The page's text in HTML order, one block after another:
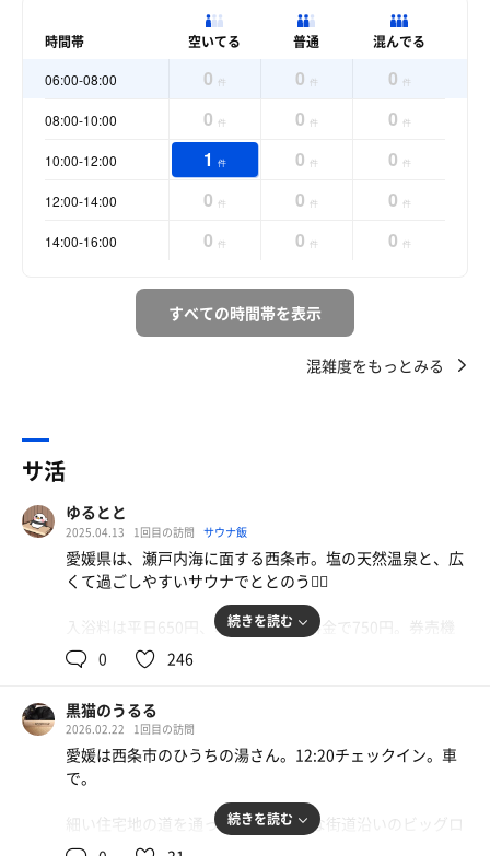
時間帯 空いてる 普通 混んでる
06:00-08:00 0 件 0 件 0 件
08:00-10:00 0 件 0 件 0 件
10:00-12:00 1 件 0 件 0 件
12:00-14:00 0 件 0 件 0 件
14:00-16:00 0 件 0 件 0 件
すべての時間帯を表示
混雑度をもっとみる
サ活
ゆるとと
2025.04.13 1回目の訪問 サウナ飯
愛媛県は、瀬戸内海に面する西条市。塩の天然温泉と、広
くて過ごしやすいサウナでととのう🧖‍♂️
入浴料は平日650円、本日は土日祝料金で750円。券売機
は現金のみ(併設のレストランはPaypayが使えました📱)
大型遠赤ストーブなので、遠い席でも十分に熱い🔥
座面は6人掛け2段と、3席掛け1段が対面。
座る位置にはタオル地の個人用マットが敷いてあります。
隣との距離は十分に空いているので、あぐらをかいてもゆ
途中、スタッフさんがワイドショーから野球にチャンネル
続きを読む
0 246
黒猫のうるる
2026.02.22 1回目の訪問
愛媛は西条市のひうちの湯さん。12:20チェックイン。車
で。
細い住宅地の道を通って到着。大きな街道沿いのビッグロ
ッキーというパチンコ屋の駐車場を通って行けるのは、着
続きを読む